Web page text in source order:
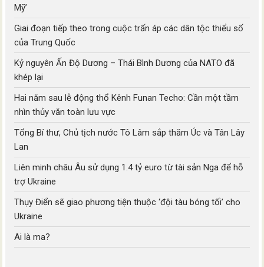
Mỹ’
Giai đoạn tiếp theo trong cuộc trấn áp các dân tộc thiểu số
của Trung Quốc
Kỷ nguyên Ấn Độ Dương – Thái Bình Dương của NATO đã
khép lại
Hai năm sau lễ động thổ Kênh Funan Techo: Cần một tầm
nhìn thủy văn toàn lưu vực
Tổng Bí thư, Chủ tịch nước Tô Lâm sắp thăm Úc và Tân Lây
Lan
Liên minh châu Âu sử dụng 1.4 tỷ euro từ tài sản Nga để hỗ
trợ Ukraine
Thụy Điển sẽ giao phương tiện thuộc ‘đội tàu bóng tối’ cho
Ukraine
Ai là ma?